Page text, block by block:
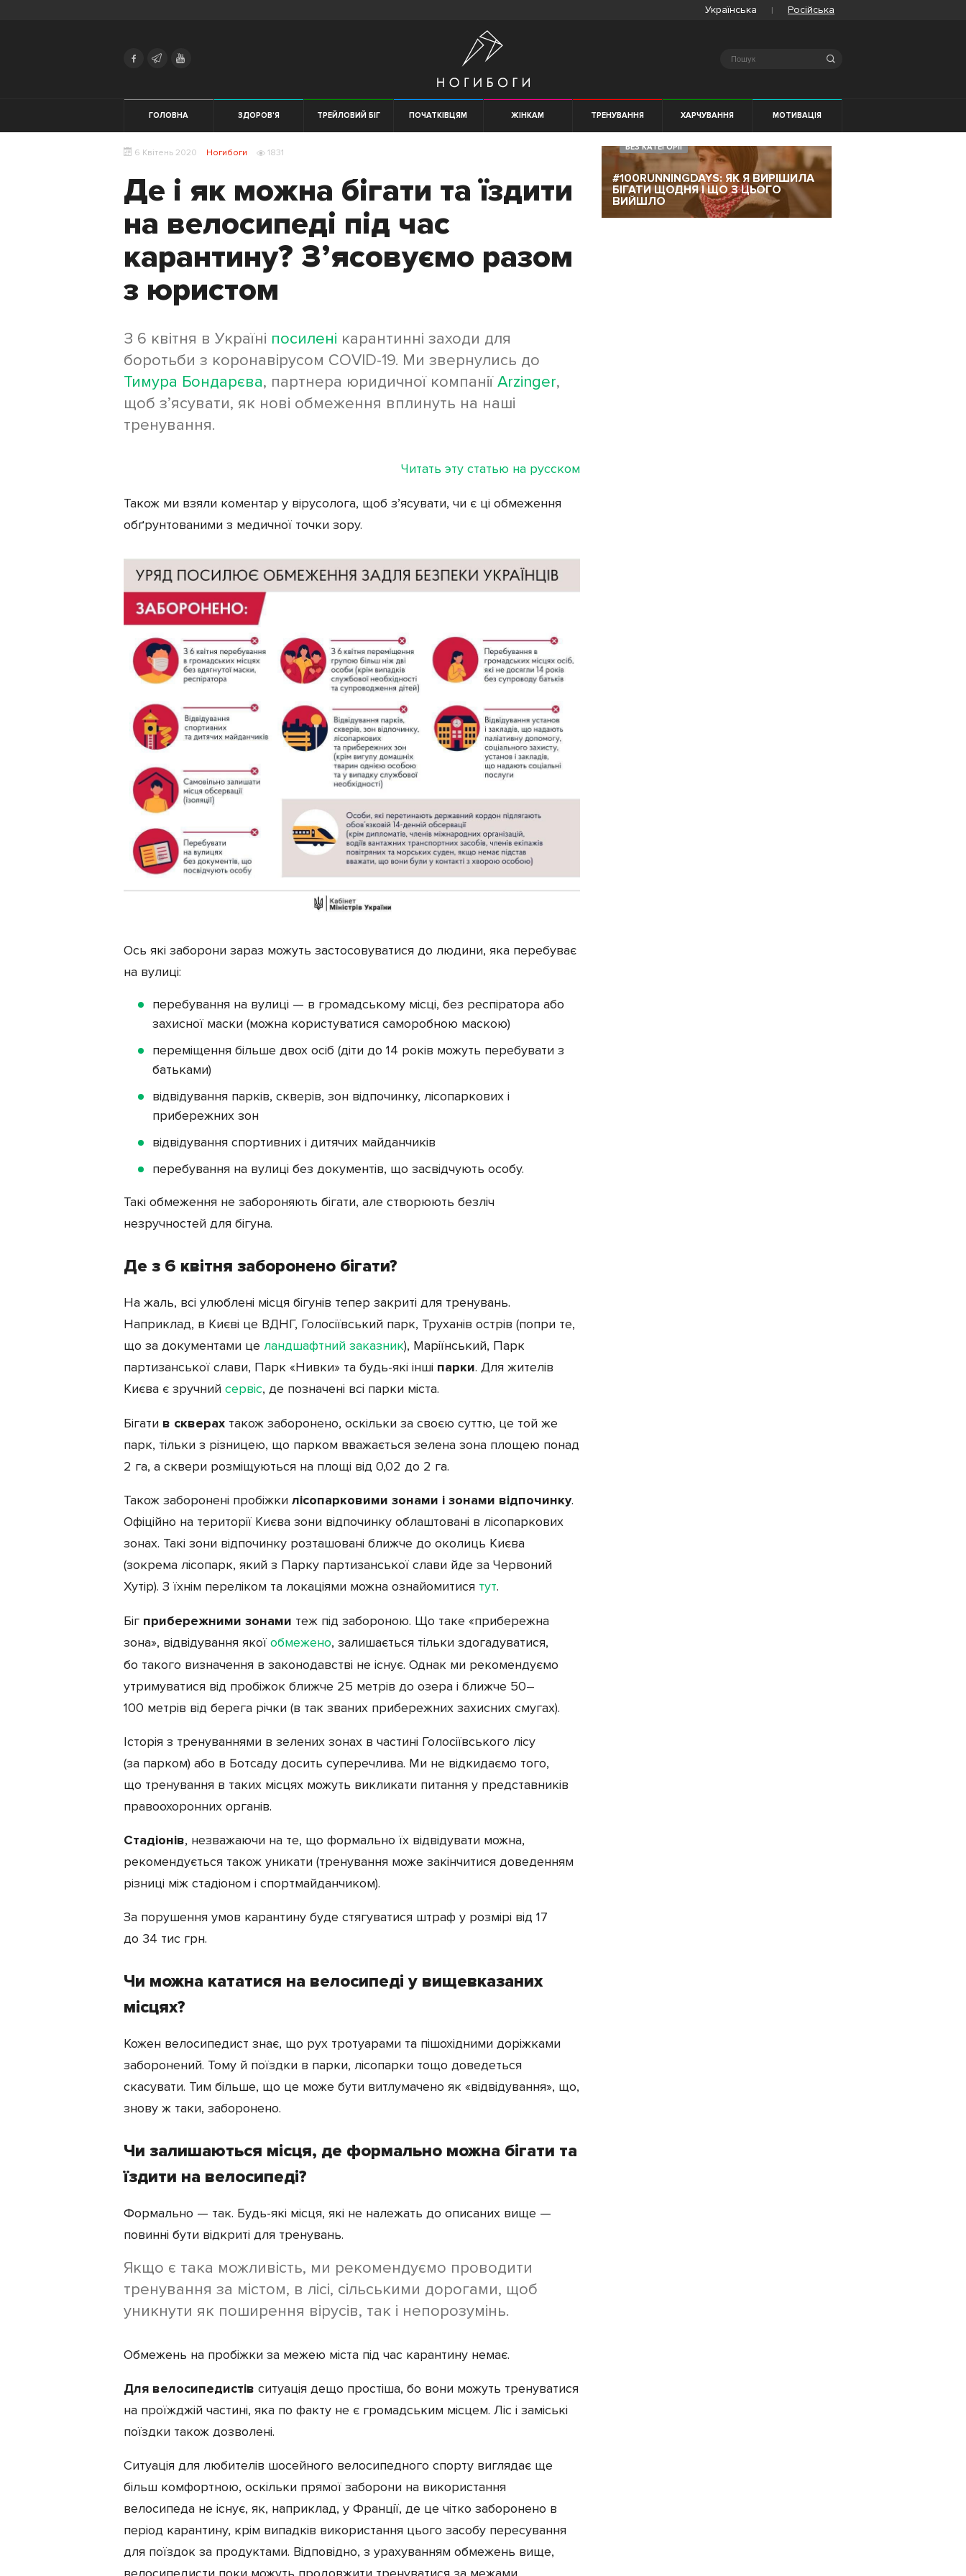
Українська Російська
Search
ГОЛОВНА ЗДОРОВ'Я ТРЕЙЛОВИЙ БІГ ПОЧАТКІВЦЯМ ЖІНКАМ ТРЕНУВАННЯ ХАРЧУВАННЯ МОТИВАЦІЯ
ЕКІПІРУВАННЯ
6 Квітень 2020 Ногибоги 1831
Де і як можна бігати та їздити
на велосипеді під час
карантину? З’ясовуємо разом
з юристом
З 6 квітня в Україні посилені карантинні заходи для
боротьби з коронавірусом COVID-19. Ми звернулись до
Тимура Бондарєва, партнера юридичної компаніїArzinger,
щоб з’ясувати, як нові обмеження вплинуть на наші
тренування.
Читать эту статью на русском
Також ми взяли коментар у вірусолога, щоб з’ясувати, чи є ці обмеження
обґрунтованими з медичної точки зору.
Ось які заборони зараз можуть застосовуватися до людини, яка перебуває
на вулиці:
перебування на вулиці — в громадському місці, без респіратора або
захисної маски (можна користуватися саморобною маскою)
переміщення більше двох осіб (діти до 14 років можуть перебувати з
батьками)
відвідування парків, скверів, зон відпочинку, лісопаркових і
прибережних зон
відвідування спортивних і дитячих майданчиків
перебування на вулиці без документів, що засвідчують особу.
Такі обмеження не забороняють бігати, але створюють безліч
незручностей для бігуна.
Де з 6 квітня заборонено бігати?
На жаль, всі улюблені місця бігунів тепер закриті для тренувань.
Наприклад, в Києві це ВДНГ, Голосіївський парк, Труханів острів (попри те,
що за документами це ландшафтний заказник), Маріїнський, Парк
партизанської слави, Парк «Нивки» та будь-які інші парки. Для жителів
Києва є зручний сервіс, де позначені всі парки міста.
Бігати в скверах також заборонено, оскільки за своєю суттю, це той же
парк, тільки з різницею, що парком вважається зелена зона площею понад
2 га, а сквери розміщуються на площі від 0,02 до 2 га.
Також заборонені пробіжки лісопарковими зонами і зонами відпочинку.
Офіційно на території Києва зони відпочинку облаштовані в лісопаркових
зонах. Такі зони відпочинку розташовані ближче до околиць Києва
(зокрема лісопарк, який з Парку партизанської слави йде за Червоний
Хутір). З їхнім переліком та локаціями можна ознайомитися тут.
Біг прибережними зонами теж під забороною. Що таке «прибережна
зона», відвідування якої обмежено, залишається тільки здогадуватися,
бо такого визначення в законодавстві не існує. Однак ми рекомендуємо
утримуватися від пробіжок ближче 25 метрів до озера і ближче 50–
100 метрів від берега річки (в так званих прибережних захисних смугах).
Історія з тренуваннями в зелених зонах в частині Голосіївського лісу
(за парком) або в Ботсаду досить суперечлива. Ми не відкидаємо того,
що тренування в таких місцях можуть викликати питання у представників
правоохоронних органів.
Стадіонів, незважаючи на те, що формально їх відвідувати можна,
рекомендується також уникати (тренування може закінчитися доведенням
різниці між стадіоном і спортмайданчиком).
За порушення умов карантину буде стягуватися штраф у розмірі від 17
до 34 тис грн.
Чи можна кататися на велосипеді у вищевказаних
місцях?
Кожен велосипедист знає, що рух тротуарами та пішохідними доріжками
заборонений. Тому й поїздки в парки, лісопарки тощо доведеться
скасувати. Тим більше, що це може бути витлумачено як «відвідування», що,
знову ж таки, заборонено.
Чи залишаються місця, де формально можна бігати та
їздити на велосипеді?
Формально — так. Будь-які місця, які не належать до описаних вище —
повинні бути відкриті для тренувань.
Якщо є така можливість, ми рекомендуємо проводити
тренування за містом, в лісі, сільськими дорогами, щоб
уникнути як поширення вірусів, так і непорозумінь.
Обмежень на пробіжки за межею міста під час карантину немає.
Для велосипедистів ситуація дещо простіша, бо вони можуть тренуватися
на проїжджій частині, яка по факту не є громадським місцем. Ліс і заміські
поїздки також дозволені.
Ситуація для любителів шосейного велосипедного спорту виглядає ще
більш комфортною, оскільки прямої заборони на використання
велосипеда не існує, як, наприклад, у Франції, де це чітко заборонено в
період карантину, крім випадків використання цього засобу пересування
для поїздок за продуктами. Відповідно, з урахуванням обмежень вище,
БЕЗ КАТЕГОРІЇ
#100RUNNINGDAYS: ЯК Я ВИРІШИЛА
БІГАТИ ЩОДНЯ І ЩО З ЦЬОГО
ВИЙШЛО